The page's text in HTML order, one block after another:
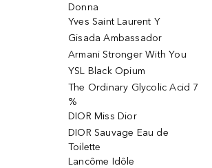
Donna
Yves Saint Laurent Y
Gisada Ambassador
Armani Stronger With You
YSL Black Opium
The Ordinary Glycolic Acid 7
%
DIOR Miss Dior
DIOR Sauvage Eau de
Toilette
Lancôme Idôle